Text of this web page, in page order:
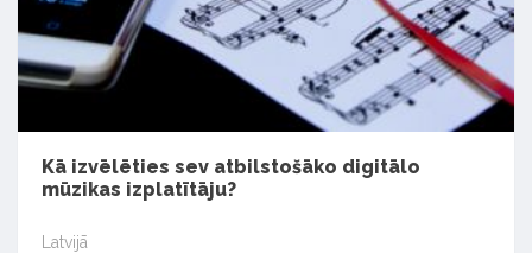
Kā izvēlēties sev atbilstošāko digitālo
mūzikas izplatītāju?
Latvijā